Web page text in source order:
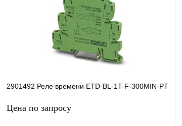
Под заказ
2901492 Реле времени ETD-BL-1T-F-300MIN-PT
Цена по запросу